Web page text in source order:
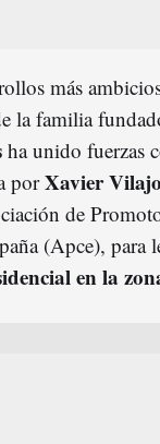
más
la familia
ha unido fuerzas
porXavier
de
(Apce), para
en la